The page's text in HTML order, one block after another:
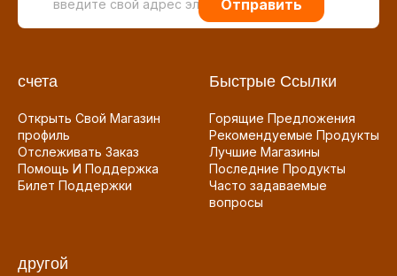
Отправить
счета
Открыть Свой Магазин
профиль
Отслеживать Заказ
Помощь И Поддержка
Билет Поддержки
Быстрые Ссылки
Горящие Предложения
Рекомендуемые Продукты
Лучшие Магазины
Последние Продукты
Часто задаваемые
вопросы
другой